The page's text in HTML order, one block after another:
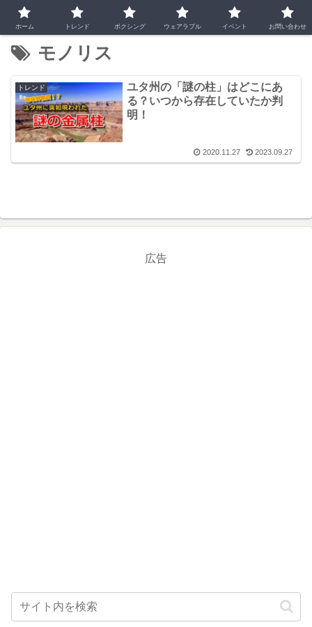
モノリス
トレンド
ユタ州の「謎の柱」はどこにあ
る？いつから存在していたか判
明！
2020.11.27 2023.09.27
広告
ホーム トレンド ボクシング ウェアラブル イベント お問い合わせ